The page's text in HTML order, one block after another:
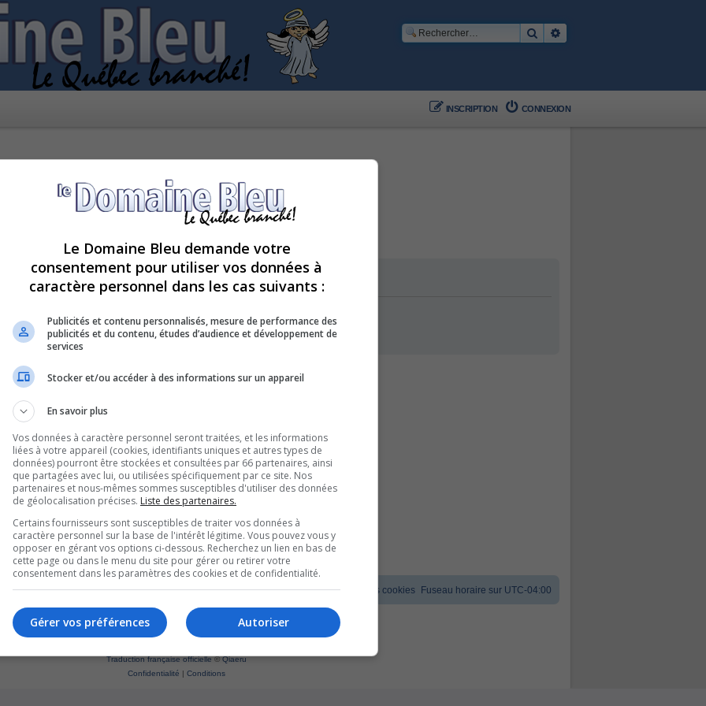
Rechercher
CONNEXION
INSCRIPTION
de ce forum ?
Fuseau horaire sur UTC-04:00
Supprimer les cookies
Original by
Christian 2.0
*Updated to 3.3.x by
Style version: 1.1.8
Traduction française officielle©Qiaeru
Confidentialité | Conditions
Le Domaine Bleu demande votre
consentement pour utiliser vos données à
caractère personnel dans les cas suivants :
Publicités et contenu personnalisés, mesure de performance des
publicités et du contenu, études d’audience et développement de
services
Stocker et/ou accéder à des informations sur un appareil
En savoir plus
Vos données à caractère personnel seront traitées, et les informations
liées à votre appareil (cookies, identifiants uniques et autres types de
données) pourront être stockées et consultées par 66 partenaires, ainsi
que partagées avec lui, ou utilisées spécifiquement par ce site. Nos
partenaires et nous-mêmes sommes susceptibles d'utiliser des données
de géolocalisation précises. Liste des partenaires.
Certains fournisseurs sont susceptibles de traiter vos données à
caractère personnel sur la base de l'intérêt légitime. Vous pouvez vous y
opposer en gérant vos options ci-dessous. Recherchez un lien en bas de
cette page ou dans le menu du site pour gérer ou retirer votre
consentement dans les paramètres des cookies et de confidentialité.
Autoriser
Gérer vos préférences